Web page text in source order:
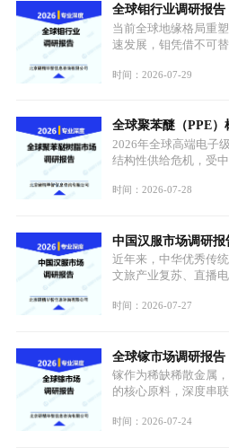
体规模扩张，高附加
大独立增长体系。
全球钼行业调研报告
当前全球地缘格局重
速发展，钼凭借不可
需格局重构、价值体
贯穿传统工业、高端
产业，成为现代工业
时间：2026-07-29
全球聚苯醚（PPE
2026年全球高端电子
结构性供给危机，受
停产，行业长期维持
价无市”的供给真空，
AI服务器、5G基站等
链生产、成本、交付
时间：2026-07-28
中国汉服市场调研报
近年来，中华优秀传
文旅产业复苏、直播
服不再局限于传统节
重要载体。同时，行
创设计能力提升，进
统服饰品牌、文旅企
时间：2026-07-27
全球镓市场调研报告
镓作为稀缺稀散金属
的核心原料，深度串
与大国科技博弈的关
时间：2026-07-24